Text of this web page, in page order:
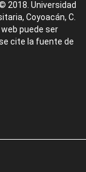
2018. Universidad
Coyoacán, C.
web puede ser
cite la fuente de